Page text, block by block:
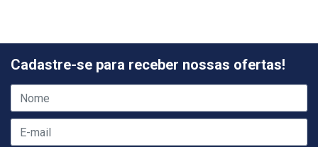
Cadastre-se para receber nossas ofertas!